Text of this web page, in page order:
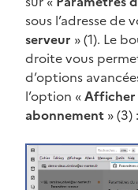
sous l’adresse de
serveur » (1). Le
droite vous
d’options
l’option «Afficher
abonnement »